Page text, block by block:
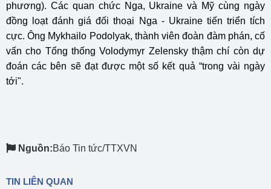
phương). Các quan chức Nga, Ukraine và Mỹ cùng ngày
đồng loạt đánh giá đối thoại Nga - Ukraine tiến triển tích
cực. Ông Mykhailo Podolyak, thành viên đoàn đàm phán, cố
vấn cho Tổng thống Volodymyr Zelensky thậm chí còn dự
đoán các bên sẽ đạt được một số kết quả “trong vài ngày
tới".
Nguồn:Báo Tin tức/TTXVN
TIN LIÊN QUAN